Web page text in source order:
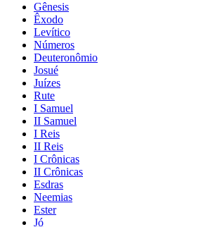
Gênesis
Êxodo
Levítico
Números
Deuteronômio
Josué
Juízes
Rute
I Samuel
II Samuel
I Reis
II Reis
I Crônicas
II Crônicas
Esdras
Neemias
Ester
Jó